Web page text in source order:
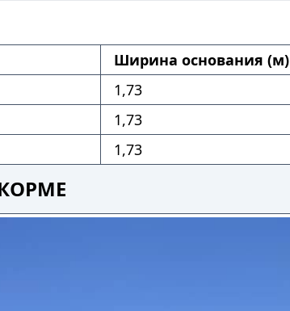
Ширина основания (м)
1,73
1,73
1,73